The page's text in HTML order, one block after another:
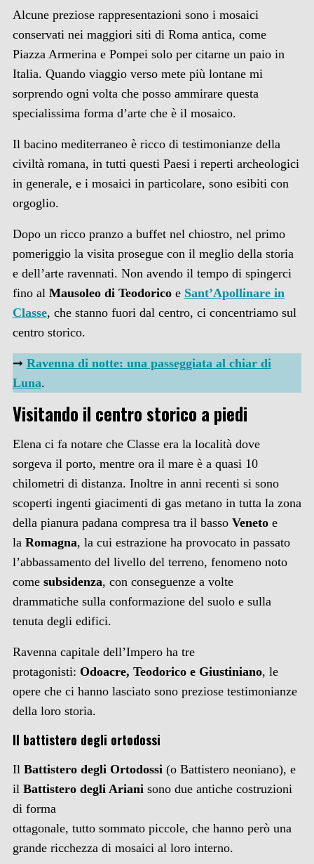
Alcune preziose rappresentazioni sono i mosaici
conservati nei maggiori siti di Roma antica, come
Piazza Armerina e Pompei solo per citarne un paio in
Italia. Quando viaggio verso mete più lontane mi
sorprendo ogni volta che posso ammirare questa
specialissima forma d’arte che è il mosaico.
Il bacino mediterraneo è ricco di testimonianze della
civiltà romana, in tutti questi Paesi i reperti archeologici
in generale, e i mosaici in particolare, sono esibiti con
orgoglio.
Dopo un ricco pranzo a buffet nel chiostro, nel primo
pomeriggio la visita prosegue con il meglio della storia
e dell’arte ravennati. Non avendo il tempo di spingerci
fino al Mausoleo di Teodoricoe Sant’Apollinare in
Classe, che stanno fuori dal centro, ci concentriamo sul
centro storico.
➞ Ravenna di notte: una passeggiata al chiar di
Luna.
Visitando il centro storico a piedi
Elena ci fa notare che Classe era la località dove
sorgeva il porto, mentre ora il mare è a quasi 10
chilometri di distanza. Inoltre in anni recenti si sono
scoperti ingenti giacimenti di gas metano in tutta la zona
della pianura padana compresa tra il basso Veneto e
la Romagna, la cui estrazione ha provocato in passato
l’abbassamento del livello del terreno, fenomeno noto
come subsidenza, con conseguenze a volte
drammatiche sulla conformazione del suolo e sulla
tenuta degli edifici.
Ravenna capitale dell’Impero ha tre
protagonisti: Odoacre, Teodorico e Giustiniano, le
opere che ci hanno lasciato sono preziose testimonianze
della loro storia.
Il battistero degli ortodossi
Il Battistero degli Ortodossi(o Battistero neoniano), e
il Battistero degli Arianisono due antiche costruzioni
di forma
ottagonale, tutto sommato piccole, che hanno però una
grande ricchezza di mosaici al loro interno.